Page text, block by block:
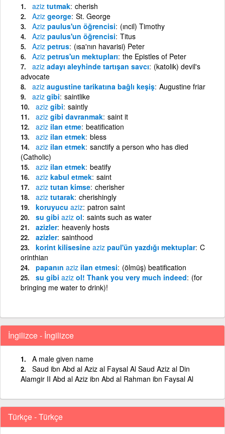
aziz tutmak cherish
Aziz george St. George
Aziz paulus'un öğrencisi (ıncil) Timothy
Aziz paulus'un öğrencisi Titus
Aziz petrus (ısa'nın havarisi) Peter
Aziz petrus'un mektupları the Epistles of Peter
aziz adayı aleyhinde tartışan savcı (katolik) devil's
advocate
aziz augustine tarikatına bağlı keşiş Augustine friar
aziz gibi saintlike
aziz gibi saintly
aziz gibi davranmak saint it
aziz ilan etme beatification
aziz ilan etmek bless
aziz ilan etmek sanctify a person who has died
(Catholic)
aziz ilan etmek beatify
aziz kabul etmek saint
aziz tutan kimse cherisher
aziz tutarak cherishingly
koruyucu aziz patron saint
su gibi aziz ol saints such as water
azizler heavenly hosts
azizler sainthood
korint kilisesine aziz paul'ün yazdığı mektuplar C
orinthian
papanın aziz ilan etmesi (ölmüş) beatification
su gibi aziz ol! Thank you very much indeed (for
bringing me water to drink)!
İngilizce - İngilizce
A male given name
Saud ibn Abd al Aziz al Faysal Al Saud Aziz al Din
Alamgir II Abd al Aziz ibn Abd al Rahman ibn Faysal Al
Türkçe - Türkçe